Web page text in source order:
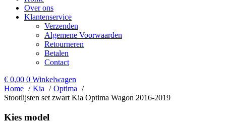
Over ons
Klantenservice
Verzenden
Algemene Voorwaarden
Retourneren
Betalen
Contact
€ 0,00 0 Winkelwagen
Home
Kia
Optima
Stootlijsten set zwart Kia Optima Wagon 2016-2019
Kies model​